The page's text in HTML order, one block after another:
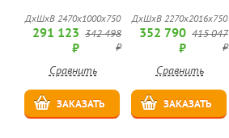
ДхШхВ 2470х1000х750
291 123
₽
342 498
₽
Сравнить
ЗАКАЗАТЬ
ДхШхВ 2270х2016х750
352 790
₽
415 047
₽
Сравнить
ЗАКАЗАТЬ